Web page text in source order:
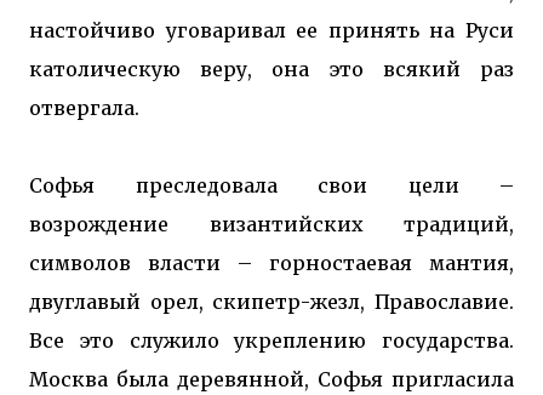
настойчиво уговаривал ее принять на Руси
католическую веру, она это всякий раз
отвергала.
Софья преследовала свои цели –
возрождение византийских традиций,
символов власти – горностаевая мантия,
двуглавый орел, скипетр-жезл, Православие.
Все это служило укреплению государства.
Москва была деревянной, Софья пригласила